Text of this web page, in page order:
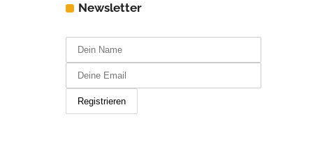
Newsletter